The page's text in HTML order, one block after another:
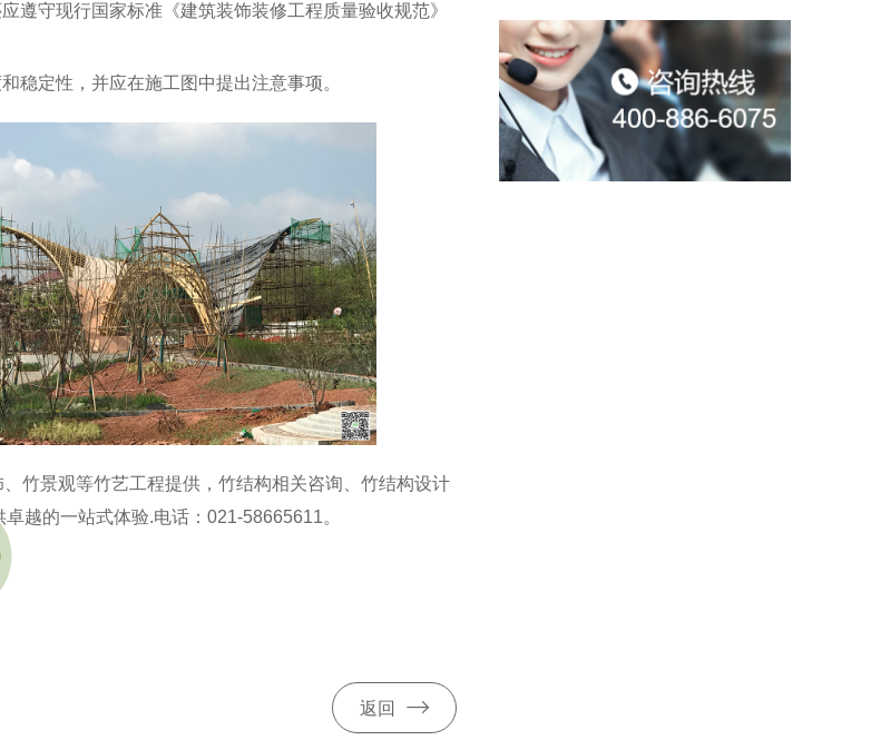
遵守现行国家标准《建筑装饰装修工程质量验收规范》
稳定性，并应在施工图中提出注意事项。
、竹景观等竹艺工程提供，竹结构相关咨询、竹结构设计
越的一站式体验.电话：021-58665611。
返回 